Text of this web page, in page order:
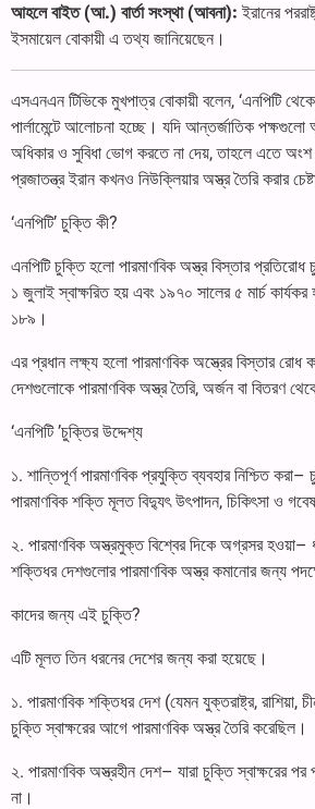
আহলে বাইত (আ.) বার্তা সংস্থা (আবনা): ইরানের
ইসমায়েল বোকায়ী এ তথ্য জানিয়েছেন।
এসএনএন টিভিকে মুখপাত্র বোকায়ী বলেন, ‘এনপিটি থেকে
পার্লামেন্টে আলোচনা হচ্ছে। যদি আন্তর্জাতিক
অধিকার ও সুবিধা ভোগ করতে না দেয়, তাহলে এতে অংশ
প্রজাতন্ত্র ইরান কখনও নিউক্লিয়ার অস্ত্র তৈরি করার
‘এনপিটি’ চুক্তি কী?
এনপিটি চুক্তি হলো পারমাণবিক অস্ত্র বিস্তার
১ জুলাই স্বাক্ষরিত হয় এবং ১৯৭০ সালের ৫ মার্চ
১৮৯।
এর প্রধান লক্ষ্য হলো পারমাণবিক অস্ত্রের বিস্তার
দেশগুলোকে পারমাণবিক অস্ত্র তৈরি, অর্জন বা বিতরণ
‘এনপিটি ’চুক্তির উদ্দেশ্য
১. শান্তিপূর্ণ পারমাণবিক প্রযুক্তি ব্যবহার নিশ্চিত
পারমাণবিক শক্তি মূলত বিদ্যুৎ উৎপাদন, চিকিৎসা ও
২. পারমাণবিক অস্ত্রমুক্ত বিশ্বের দিকে অগ্রসর হওয়া–
শক্তিধর দেশগুলোর পারমাণবিক অস্ত্র কমানোর জন্য
কাদের জন্য এই চুক্তি?
এটি মূলত তিন ধরনের দেশের জন্য করা হয়েছে।
১. পারমাণবিক শক্তিধর দেশ (যেমন যুক্তরাষ্ট্র, রাশিয়া,
চুক্তি স্বাক্ষরের আগে পারমাণবিক অস্ত্র তৈরি করেছিল।
২. পারমাণবিক অস্ত্রহীন দেশ– যারা চুক্তি স্বাক্ষরের পর
না।